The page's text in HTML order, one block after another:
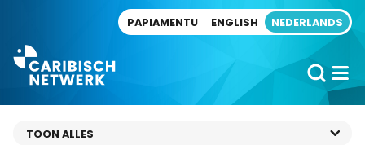
PAPIAMENTU ENGLISH NEDERLANDS